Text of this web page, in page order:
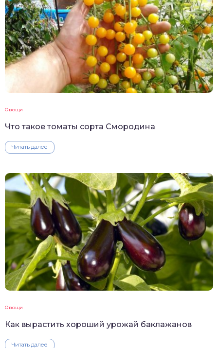
Овощи
Что такое томаты сорта Смородина
Читать далее
Овощи
Как вырастить хороший урожай баклажанов
Читать далее